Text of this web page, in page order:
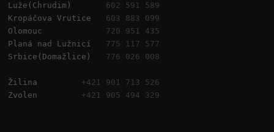
Luže(Chrudim) 602 591 589
Kropáčova Vrutice 603 883 099
Olomouc 720 951 435
Planá nad Lužnicí 775 117 577
Srbice(Domažlice) 776 026 008
Žilina +421 901 713 526
Zvolen +421 905 494 329